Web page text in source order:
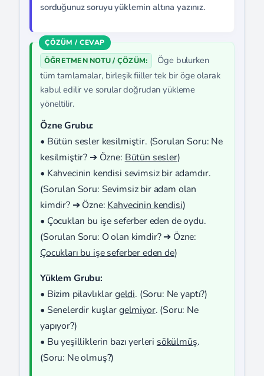
sorduğunuz soruyu yüklemin altına yazınız.
ÖĞRETMEN NOTU / ÇÖZÜM:
Öge bulurken
tüm tamlamalar, birleşik fiiller tek bir öge olarak
kabul edilir ve sorular doğrudan yükleme
yöneltilir.
Özne Grubu:
• Bütün sesler kesilmiştir. (Sorulan Soru: Ne
kesilmiştir? ➔ Özne:Bütün sesler)
• Kahvecinin kendisi sevimsiz bir adamdır.
(Sorulan Soru: Sevimsiz bir adam olan
kimdir? ➔ Özne:Kahvecinin kendisi)
• Çocukları bu işe seferber eden de oydu.
(Sorulan Soru: O olan kimdir? ➔ Özne:
Çocukları bu işe seferber eden de)
Yüklem Grubu:
• Bizim pilavlıklargeldi. (Soru: Ne yaptı?)
• Senelerdir kuşlargelmiyor. (Soru: Ne
yapıyor?)
• Bu yeşilliklerin bazı yerleri sökülmüş.
(Soru: Ne olmuş?)